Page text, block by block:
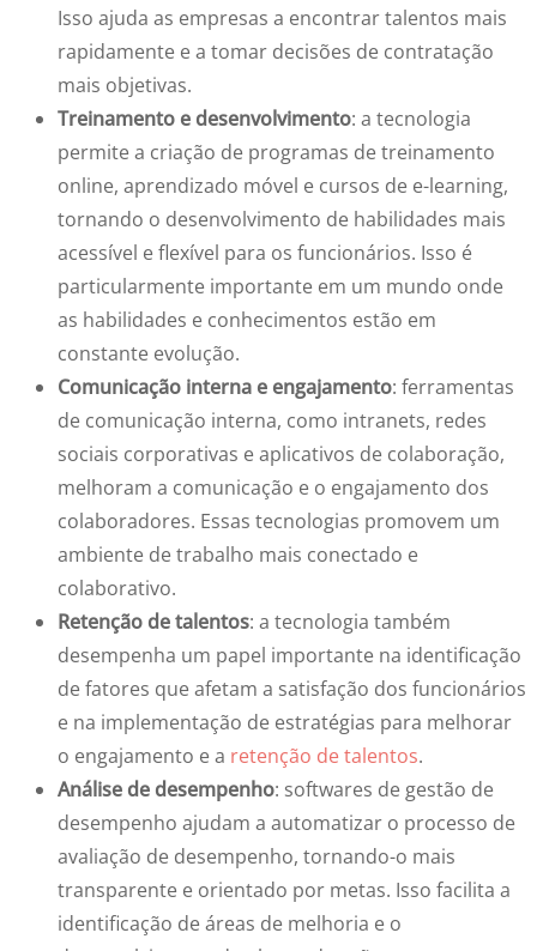
Isso ajuda as empresas a encontrar talentos mais
rapidamente e a tomar decisões de contratação
mais objetivas.
Treinamento e desenvolvimento: a tecnologia
permite a criação de programas de treinamento
online, aprendizado móvel e cursos de e-learning,
tornando o desenvolvimento de habilidades mais
acessível e flexível para os funcionários. Isso é
particularmente importante em um mundo onde
as habilidades e conhecimentos estão em
constante evolução.
Comunicação interna e engajamento: ferramentas
de comunicação interna, como intranets, redes
sociais corporativas e aplicativos de colaboração,
melhoram a comunicação e o engajamento dos
colaboradores. Essas tecnologias promovem um
ambiente de trabalho mais conectado e
colaborativo.
Retenção de talentos: a tecnologia também
desempenha um papel importante na identificação
de fatores que afetam a satisfação dos funcionários
e na implementação de estratégias para melhorar
o engajamento e a retenção de talentos.
Análise de desempenho: softwares de gestão de
desempenho ajudam a automatizar o processo de
avaliação de desempenho, tornando-o mais
transparente e orientado por metas. Isso facilita a
identificação de áreas de melhoria e o